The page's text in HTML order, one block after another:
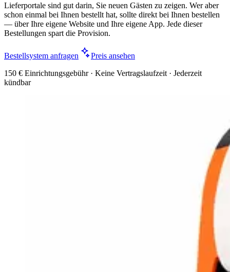
Lieferportale sind gut darin, Sie neuen Gästen zu zeigen. Wer aber
schon einmal bei Ihnen bestellt hat, sollte direkt bei Ihnen bestellen
— über Ihre eigene Website und Ihre eigene App. Jede dieser
Bestellungen spart die Provision.
Bestellsystem anfragen
Preis ansehen
150 € Einrichtungsgebühr · Keine Vertragslaufzeit · Jederzeit
kündbar